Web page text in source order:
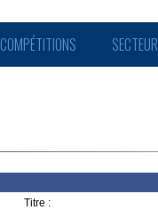
COMPÉTITIONS
Titre :